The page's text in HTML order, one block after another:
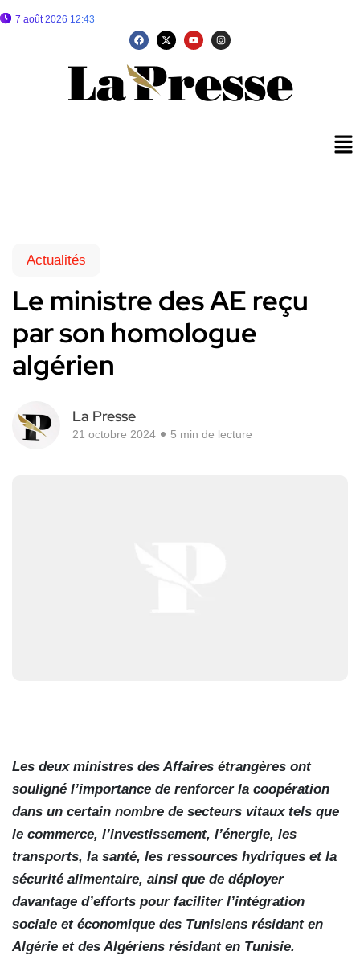
7 août 2026 12:43
Actualités
Le ministre des AE reçu
par son homologue
algérien
La Presse
21 octobre 2024 5 min de lecture
Les deux ministres des Affaires étrangères ont
souligné l’importance de renforcer la coopération
dans un certain nombre de secteurs vitaux tels que
le commerce, l’investissement, l’énergie, les
transports, la santé, les ressources hydriques et la
sécurité alimentaire, ainsi que de déployer
davantage d’efforts pour faciliter l’intégration
sociale et économique des Tunisiens résidant en
Algérie et des Algériens résidant en Tunisie.